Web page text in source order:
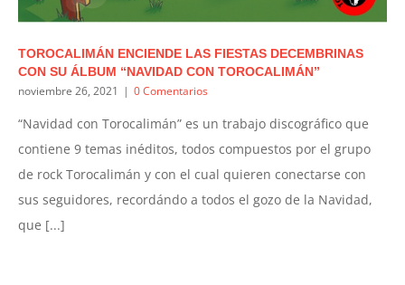
TOROCALIMÁN ENCIENDE LAS FIESTAS DECEMBRINAS
CON SU ÁLBUM “NAVIDAD CON TOROCALIMÁN”
noviembre 26, 2021 | 0 Comentarios
“Navidad con Torocalimán” es un trabajo discográfico que
contiene 9 temas inéditos, todos compuestos por el grupo
de rock Torocalimán y con el cual quieren conectarse con
sus seguidores, recordándo a todos el gozo de la Navidad,
que [...]